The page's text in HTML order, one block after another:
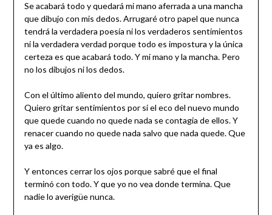
Se acabará todo y quedará mi mano aferrada a una mancha
que dibujo con mis dedos. Arrugaré otro papel que nunca
tendrá la verdadera poesía ni los verdaderos sentimientos
ni la verdadera verdad porque todo es impostura y la única
certeza es que acabará todo. Y mi mano y la mancha. Pero
no los dibujos ni los dedos.
Con el último aliento del mundo, quiero gritar nombres.
Quiero gritar sentimientos por si el eco del nuevo mundo
que quede cuando no quede nada se contagia de ellos. Y
renacer cuando no quede nada salvo que nada quede. Que
ya es algo.
Y entonces cerrar los ojos porque sabré que el final
terminó con todo. Y que yo no vea donde termina. Que
nadie lo averigüe nunca.